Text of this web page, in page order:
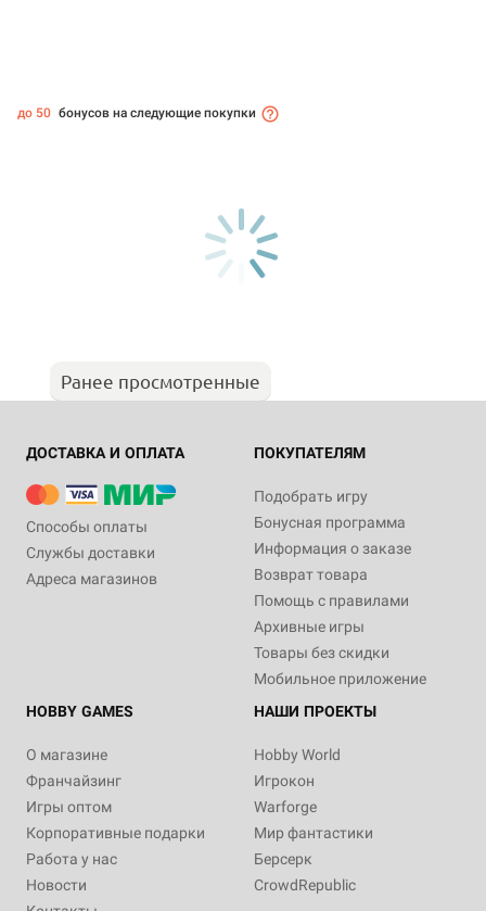
до 50 бонусов на следующие покупки
Ранее просмотренные
ДОСТАВКА И ОПЛАТА
Способы оплаты
Службы доставки
Адреса магазинов
ПОКУПАТЕЛЯМ
Подобрать игру
Бонусная программа
Информация о заказе
Возврат товара
Помощь с правилами
Архивные игры
Товары без скидки
Мобильное приложение
HOBBY GAMES
О магазине
Франчайзинг
Игры оптом
Корпоративные подарки
Работа у нас
Новости
НАШИ ПРОЕКТЫ
Hobby World
Игрокон
Warforge
Мир фантастики
Берсерк
CrowdRepublic